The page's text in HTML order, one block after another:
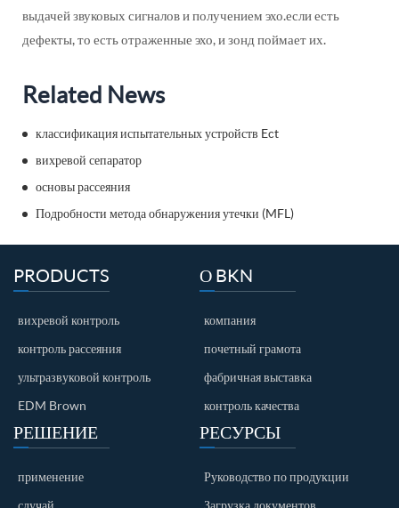
выдачей звуковых сигналов и получением эхо.если есть
дефекты, то есть отраженные эхо, и зонд поймает их.
Related News
классификация испытательных устройств Ect
вихревой сепаратор
основы рассеяния
Подробности метода обнаружения утечки (MFL)
PRODUCTS
вихревой контроль
контроль рассеяния
ультразвуковой контроль
EDM Brown
О BKN
компания
почетный грамота
фабричная выставка
контроль качества
РЕШЕНИЕ
применение
случай
РЕСУРСЫ
Руководство по продукции
Загрузка документов